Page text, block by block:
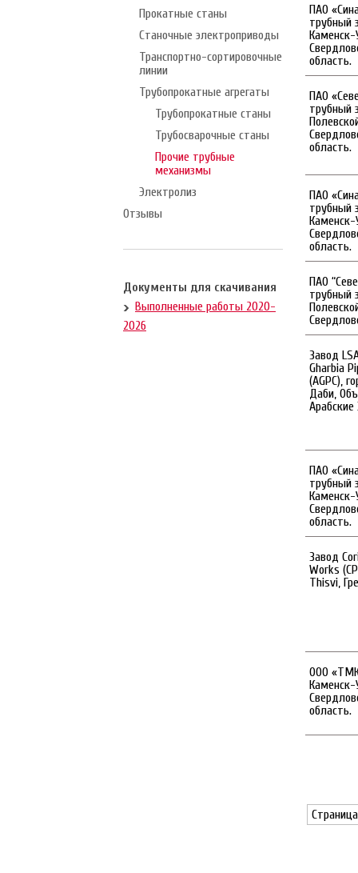
ПАО
трубный
Каменск-
область.
ПАО
трубный
область.
ПАО
трубный
Каменск-
область.
ПАО
трубный
Завод
Gharbia
(AGPC),
Даби,
ПАО
трубный
Каменск-
область.
Завод
Works
Thisvi,
OOО
Каменск-
область.
Прокатные станы
Станочные электроприводы
Транспортно-сортировочные
линии
Трубопрокатные агрегаты
Трубопрокатные станы
Трубосварочные станы
Прочие трубные
механизмы
Электролиз
Отзывы
Документы для скачивания
Выполненные работы 2020-
2026